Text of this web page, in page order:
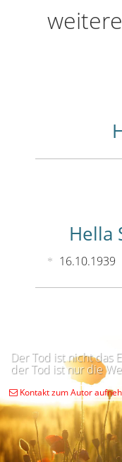
Hella
16.10.1939
Der Tod ist nicht das
der Tod ist nur die
Kontakt zum Autor